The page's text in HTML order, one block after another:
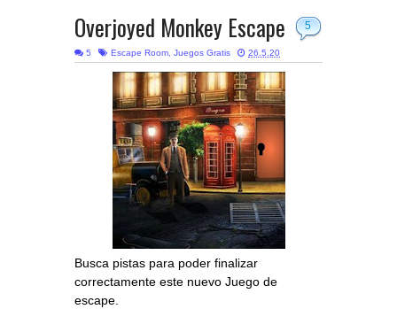
5
Overjoyed Monkey Escape
5 Escape Room, Juegos Gratis 26.5.20
Busca pistas para poder finalizar
correctamente este nuevo Juego de
escape.